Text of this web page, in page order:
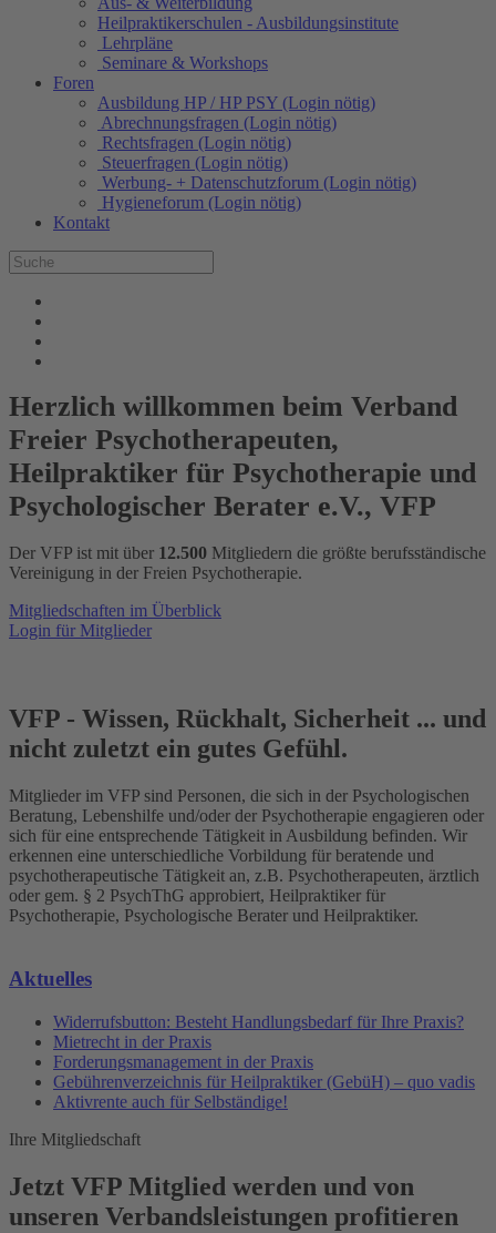
Heilpraktikerschulen - Ausbildungsinstitute
Lehrpläne
Seminare & Workshops
Foren
Ausbildung HP / HP PSY (Login nötig)
Abrechnungsfragen (Login nötig)
Rechtsfragen (Login nötig)
Steuerfragen (Login nötig)
Werbung- + Datenschutzforum (Login nötig)
Hygieneforum (Login nötig)
Kontakt
Herzlich willkommen beim Verband
Freier Psychotherapeuten,
Heilpraktiker für Psychotherapie und
Psychologischer Berater e.V., VFP
Der VFP ist mit über 12.500 Mitgliedern die größte berufsständische
Vereinigung in der Freien Psychotherapie.
Mitgliedschaften im Überblick
Login für Mitglieder
VFP - Wissen, Rückhalt, Sicherheit ... und
nicht zuletzt ein gutes Gefühl.
Mitglieder im VFP sind Personen, die sich in der Psychologischen
Beratung, Lebenshilfe und/oder der Psychotherapie engagieren oder
sich für eine entsprechende Tätigkeit in Ausbildung befinden. Wir
erkennen eine unterschiedliche Vorbildung für beratende und
psychotherapeutische Tätigkeit an, z.B. Psychotherapeuten, ärztlich
oder gem. § 2 PsychThG approbiert, Heilpraktiker für
Psychotherapie, Psychologische Berater und Heilpraktiker.
Aktuelles
Widerrufsbutton: Besteht Handlungsbedarf für Ihre Praxis?
Mietrecht in der Praxis
Forderungsmanagement in der Praxis
Gebührenverzeichnis für Heilpraktiker (GebüH) – quo vadis
Aktivrente auch für Selbständige!
Ihre Mitgliedschaft
Jetzt VFP Mitglied werden und von
unseren Verbandsleistungen profitieren